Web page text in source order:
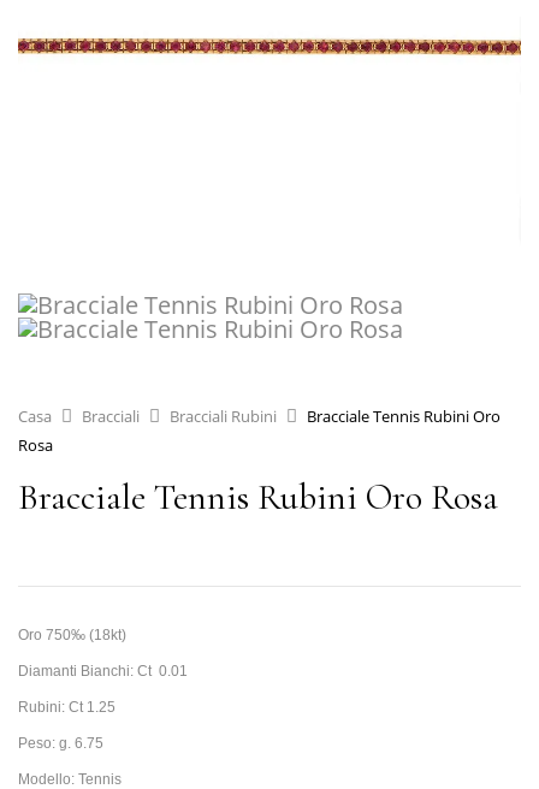
Casa Bracciali Bracciali Rubini
Bracciale Tennis Rubini Oro
Rosa
Bracciale Tennis Rubini Oro Rosa
Oro 750‰ (18kt)
Diamanti Bianchi: Ct 0.01
Rubini: Ct 1.25
Peso: g. 6.75
Modello: Tennis